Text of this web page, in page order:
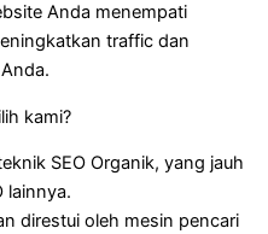
Anda menempati
traffic dan
kami?
SEO Organik, yang jauh
lainnya.
direstui oleh mesin pencari